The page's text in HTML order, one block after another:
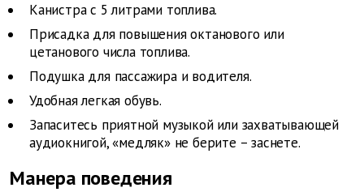
Канистра с 5 литрами топлива.
Присадка для повышения октанового или
цетанового числа топлива.
Подушка для пассажира и водителя.
Удобная легкая обувь.
Запаситесь приятной музыкой или захватывающей
аудиокнигой, «медляк» не берите – заснете.
Манера поведения